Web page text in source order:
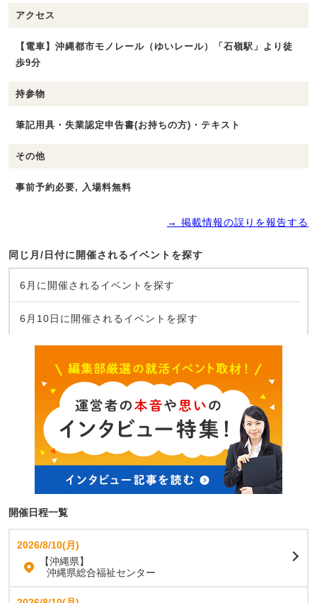
アクセス
【電車】沖縄都市モノレール（ゆいレール）「石嶺駅」より徒
歩9分
持参物
筆記用具・失業認定申告書(お持ちの方)・テキスト
その他
事前予約必要, 入場料無料
→ 掲載情報の誤りを報告する
同じ月/日付に開催されるイベントを探す
6月に開催されるイベントを探す
6月10日に開催されるイベントを探す
開催日程一覧
2026/8/10(月)
【沖縄県】
沖縄県総合福祉センター